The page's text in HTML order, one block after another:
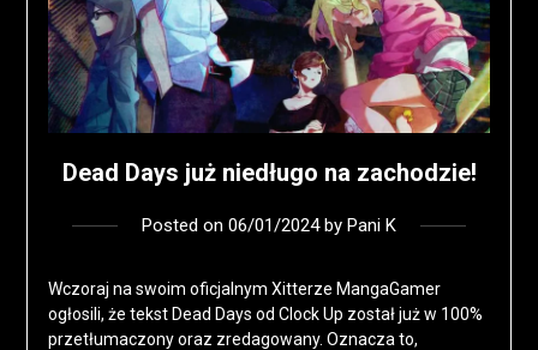
Dead Days już niedługo na zachodzie!
Posted on 06/01/2024by Pani K
Wczoraj na swoim oficjalnym Xitterze MangaGamer
ogłosili, że tekst Dead Days od Clock Up został już w 100%
przetłumaczony oraz zredagowany. Oznacza to,